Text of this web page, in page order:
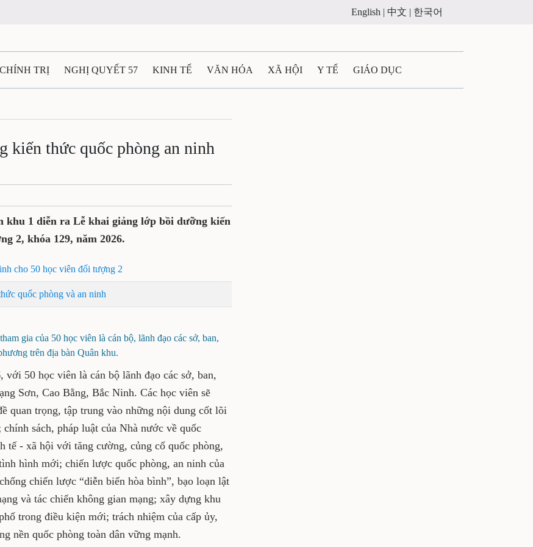
English | 中文 | 한국어
CHÍNH TRỊ NGHỊ QUYẾT 57 KINH TẾ VĂN HÓA XÃ HỘI Y TẾ GIÁO DỤC
- MÔI TRƯỜNG THỂ THAO THÔNG TIN - QUẢNG CÁO
kiến thức quốc phòng an ninh
khu 1 diễn ra Lễ khai giảng lớp bồi dưỡng kiến
2, khóa 129, năm 2026.
cho 50 học viên đối tượng 2
quốc phòng và an ninh
gia của 50 học viên là cán bộ, lãnh đạo các sở, ban,
trên địa bàn Quân khu.
50 học viên là cán bộ lãnh đạo các sở, ban,
Sơn, Cao Bằng, Bắc Ninh. Các học viên sẽ
quan trọng, tập trung vào những nội dung cốt lõi
sách, pháp luật của Nhà nước về quốc
tế - xã hội với tăng cường, củng cố quốc phòng,
hình mới; chiến lược quốc phòng, an ninh của
chiến lược “diễn biến hòa bình”, bạo loạn lật
và tác chiến không gian mạng; xây dựng khu
trong điều kiện mới; trách nhiệm của cấp ủy,
nền quốc phòng toàn dân vững mạnh.